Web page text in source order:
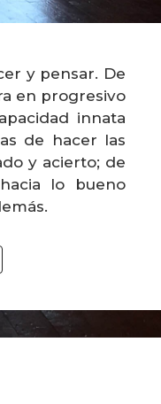
y pensar. De
en progresivo
innata
de hacer las
y acierto; de
lo bueno
de otros
las
que nos
realizadas con